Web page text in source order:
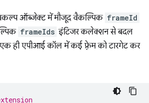
ऑब्जेक्ट में मौजूद वैकल्पिक frameId
frameIds इंटिजर कलेक्शन से बदल
ही एपीआई कॉल में कई फ़्रेम को टारगेट कर